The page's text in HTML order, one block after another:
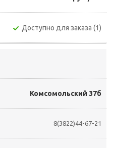
Доступно для заказа (1)
Комсомольский 37б
8(3822)44-67-21